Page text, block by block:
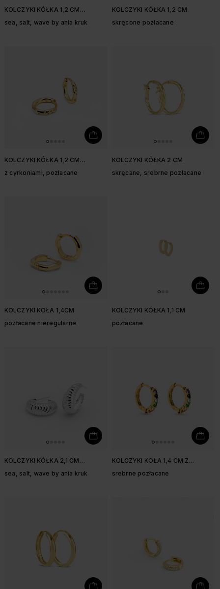
KOLCZYKI KÓŁKA 1,2 CM
sea, salt, wave by ania kruk
KOLCZYKI KÓŁKA 1,2 CM
skręcone pozłacane
KOLCZYKI KÓŁKA 1,2 CM
z cyrkoniami, pozłacane
KOLCZYKI KÓŁKA 2 CM
skręcane, srebrne pozłacane
KOLCZYKI KOŁA 1,4CM
pozłacane nieregularne
KOLCZYKI KÓŁKA 1,1 CM
pozłacane
KOLCZYKI KÓŁKA 2,1 CM
sea, salt, wave by ania kruk
KOLCZYKI KOŁA 1,4 CM Z
srebrne pozłacane